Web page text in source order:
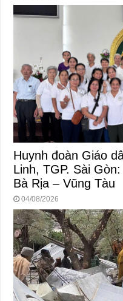
Huynh đoàn Giáo
Linh, TGP. Sài
Bà Rịa – Vũng Tàu
04/08/2026